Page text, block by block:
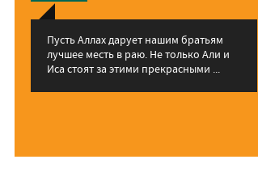
Пусть Аллах дарует нашим братьям
лучшее месть в раю. Не только Али и
Иса стоят за этими прекрасными ...